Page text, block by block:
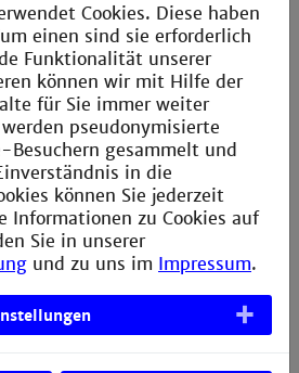
online?
das mit der Anrechnung?
belegen, die von meiner
angerechnet werden oder
all meine CC-Credits
Studienabschluss noch Kurse
ein Zeugnis?
Cookies. Diese haben
einen sind sie erforderlich
Funktionalität unserer
können wir mit Hilfe der
für Sie immer weiter
pseudonymisierte
Besuchern gesammelt und
in die
können Sie jederzeit
Informationen zu Cookies auf
Sie in unserer
und zu uns im Impressum.